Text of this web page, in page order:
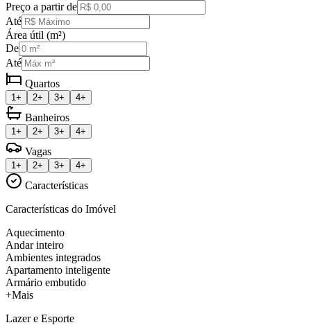
Preço a partir de
Até
Área útil (m²)
De
Até
Quartos
1+ 2+ 3+ 4+
Banheiros
1+ 2+ 3+ 4+
Vagas
1+ 2+ 3+ 4+
Características
Características do Imóvel
Aquecimento
Andar inteiro
Ambientes integrados
Apartamento inteligente
Armário embutido
+Mais
Lazer e Esporte